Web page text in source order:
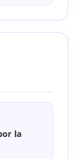
la